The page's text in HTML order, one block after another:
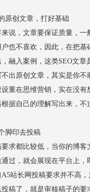
原创文章，打好基础
说，文章要保证质量，一
也不喜欢，因此，在把基
融入案例，这类SEO文章
出原创文章，其实是你不
重在思维营销，实在没有
据自己的理解写出来，不
脚印去投稿
求都比较低，当你的博客
过，就会展现在平台上，
站长网投稿要求并不高
稿了，就是审核稿子的要